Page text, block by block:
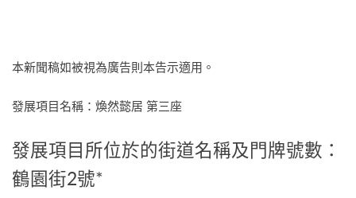
本新聞稿如被視為廣告則本告示適用。
發展項目名稱：煥然懿居 第三座
發展項目所位於的街道名稱及門牌號數：
鶴園街2號*